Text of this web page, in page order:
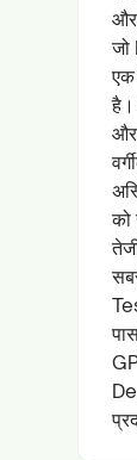
और
जो
एक
है।
और
को